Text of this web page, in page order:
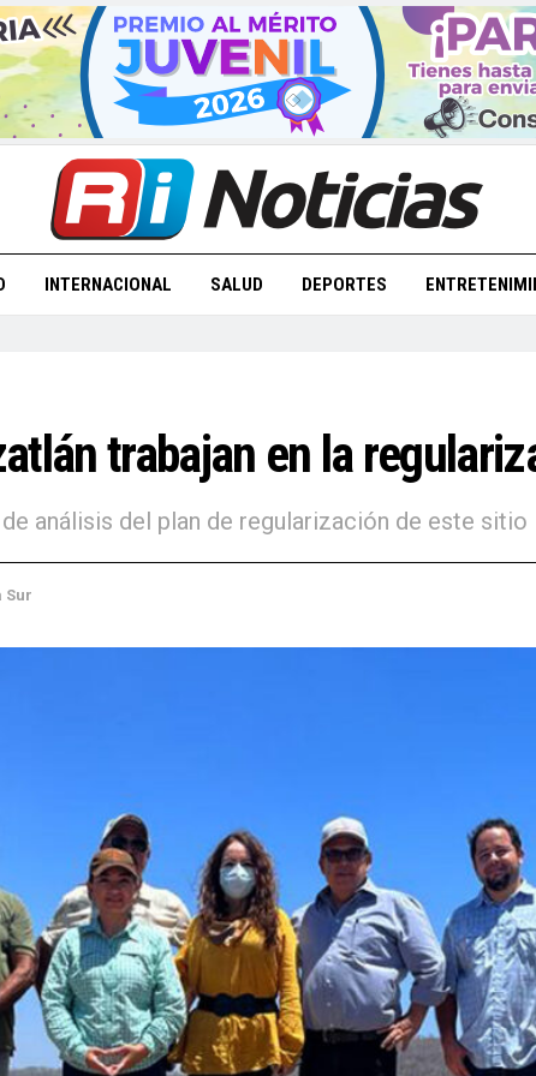
INTERNACIONAL SALUD DEPORTES
trabajan en la
análisis del plan de regularización de este sitio
Sur